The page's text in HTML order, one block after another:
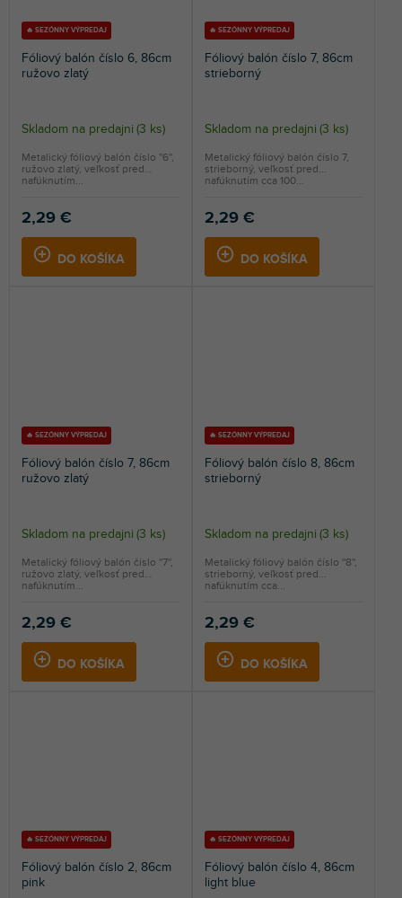
🔥 SEZÓNNY VÝPREDAJ
Fóliový balón číslo 6, 86cm
ružovo zlatý
Skladom na predajni (3 ks)
2,29 €
DO KOŠÍKA
Metalický fóliový balón číslo ''6'',
ružovo zlatý, veľkosť pred
nafúknutím...
🔥 SEZÓNNY VÝPREDAJ
Fóliový balón číslo 7, 86cm
strieborný
Skladom na predajni (3 ks)
2,29 €
DO KOŠÍKA
Metalický fóliový balón číslo 7,
strieborný, veľkosť pred
nafúknutím cca 100...
🔥 SEZÓNNY VÝPREDAJ
Fóliový balón číslo 7, 86cm
ružovo zlatý
Skladom na predajni (3 ks)
2,29 €
DO KOŠÍKA
Metalický fóliový balón číslo ''7'',
ružovo zlatý, veľkosť pred
nafúknutím...
🔥 SEZÓNNY VÝPREDAJ
Fóliový balón číslo 8, 86cm
strieborný
Skladom na predajni (3 ks)
2,29 €
DO KOŠÍKA
Metalický fóliový balón číslo ''8'',
strieborný, veľkosť pred
nafúknutím cca...
🔥 SEZÓNNY VÝPREDAJ
Fóliový balón číslo 2, 86cm
pink
🔥 SEZÓNNY VÝPREDAJ
Fóliový balón číslo 4, 86cm
light blue